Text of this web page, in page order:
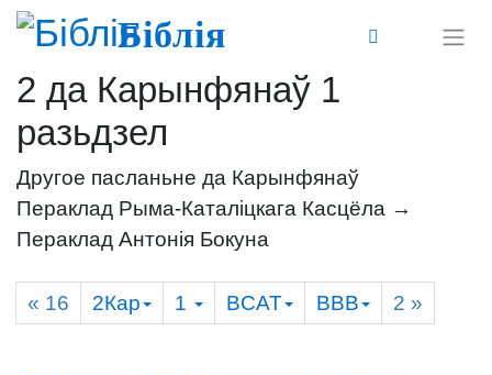
Біблія
2 да Карынфянаў 1
разьдзел
Другое пасланьне да Карынфянаў
Пераклад Рыма-Каталіцкага Касцёла →
Пераклад Антонія Бокуна
« 16 2Кар 1 BCAT BBB 2 »